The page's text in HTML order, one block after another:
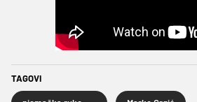
TAGOVI